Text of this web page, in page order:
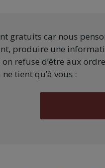
gratuits car nous
produire une
refuse d’être aux
tient qu’à vous :